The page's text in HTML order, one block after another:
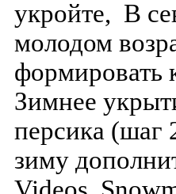
укройте, В
молодом
формировать
Зимнее
персика (шаг
зиму